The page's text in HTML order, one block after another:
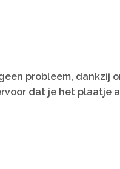
probleem,
dat je het plaatje